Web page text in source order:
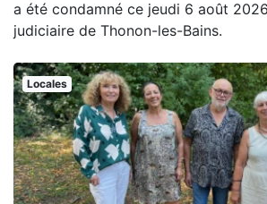
a été condamné ce jeudi 6 août
judiciaire de Thonon-les-Bains.
Locales